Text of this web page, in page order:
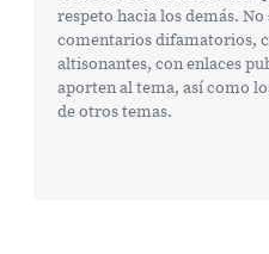
respeto hacia los demás.
comentarios difamatorios,
altisonantes, con enlaces
aporten al tema, así como
de otros temas.